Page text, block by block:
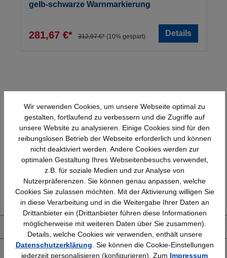
gelb-schwarze Warnmarkierung
281,67 €* 312,97 €* (10% gespart) Details
Schnelle Lieferung
Bundesweit
Topmarken
Faire Preise
Erfahrung
Bewährt seit 1958
Kostenlose Beratung
(04205) 635940
Über uns
Shop Service
Wir verwenden Cookies, um unsere Webseite optimal zu
gestalten, fortlaufend zu verbessern und die Zugriffe auf
unsere Website zu analysieren. Einige Cookies sind für den
reibungslosen Betrieb der Webseite erforderlich und können
nicht deaktiviert werden. Andere Cookies werden zur
optimalen Gestaltung Ihres Webseitenbesuchs verwendet,
z.B. für soziale Medien und zur Analyse von
Nutzerpräferenzen. Sie können genau anpassen, welche
Cookies Sie zulassen möchten. Mit der Aktivierung willigen Sie
in diese Verarbeitung und in die Weitergabe Ihrer Daten an
Drittanbieter ein (Drittanbieter führen diese Informationen
möglicherweise mit weiteren Daten über Sie zusammen).
Details, welche Cookies wir verwenden, enthält unsere
Datenschutzerklärung . Sie können die Cookie-Einstellungen
jederzeit personalisieren (konfigurieren). Zum Impressum